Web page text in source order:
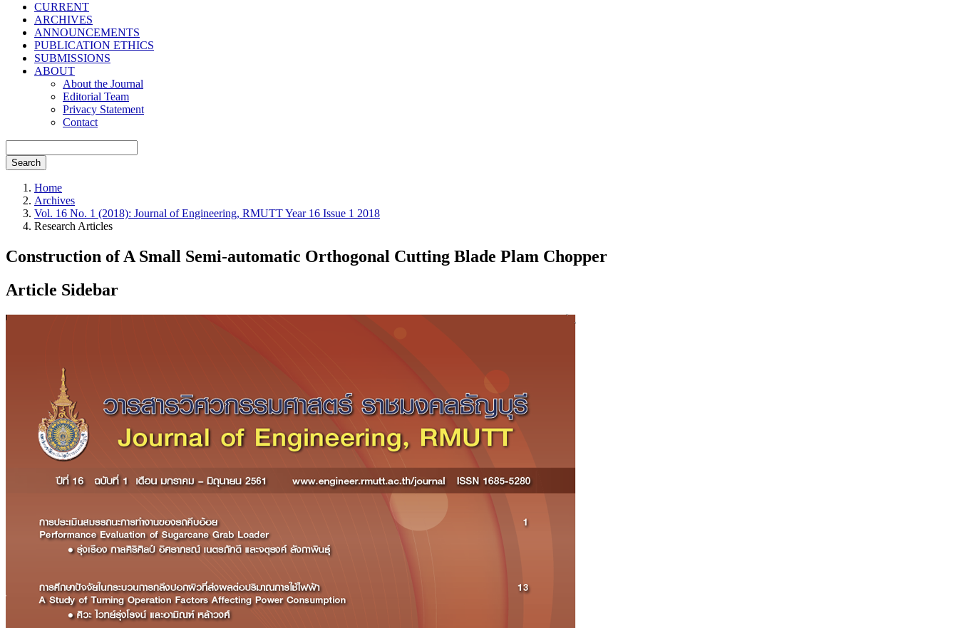
CURRENT
ARCHIVES
ANNOUNCEMENTS
PUBLICATION ETHICS
SUBMISSIONS
ABOUT
About the Journal
Editorial Team
Privacy Statement
Contact
Search
Home
Archives
Vol. 16 No. 1 (2018): Journal of Engineering, RMUTT Year 16 Issue 1 2018
Research Articles
Construction of A Small Semi-automatic Orthogonal Cutting Blade Plam Chopper
Article Sidebar